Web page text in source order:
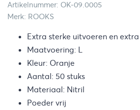
Artikelnummer: OK-09.0005
Merk: ROOKS
Extra sterke uitvoeren en
Maatvoering: L
Kleur: Oranje
Aantal: 50 stuks
Materiaal: Nitril
Poeder vrij